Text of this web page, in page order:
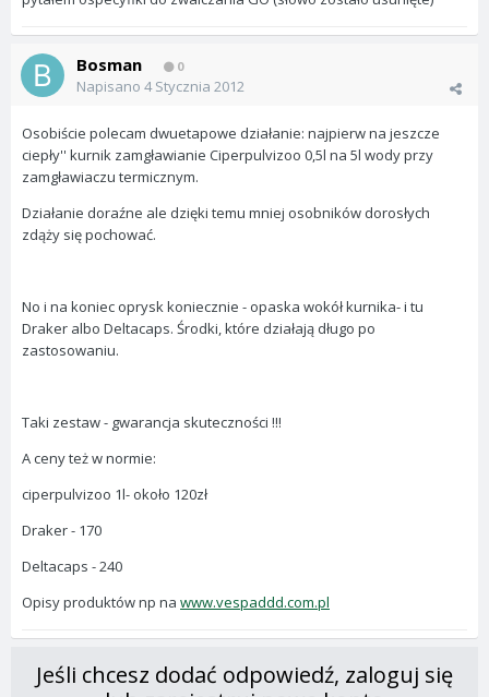
Bosman 0
Napisano 4 Stycznia 2012
Osobiście polecam dwuetapowe działanie: najpierw na jeszcze
ciepły'' kurnik zamgławianie Ciperpulvizoo 0,5l na 5l wody przy
zamgławiaczu termicznym.
Działanie doraźne ale dzięki temu mniej osobników dorosłych
zdąży się pochować.
No i na koniec oprysk koniecznie - opaska wokół kurnika- i tu
Draker albo Deltacaps. Środki, które działają długo po
zastosowaniu.
Taki zestaw - gwarancja skuteczności !!!
A ceny też w normie:
ciperpulvizoo 1l- około 120zł
Draker - 170
Deltacaps - 240
Opisy produktów np na www.vespaddd.com.pl
Jeśli chcesz dodać odpowiedź, zaloguj się